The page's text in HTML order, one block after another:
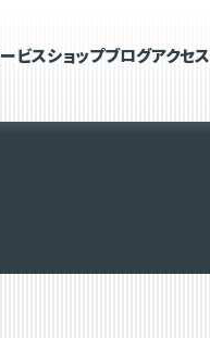
ビスショップブログアクセス